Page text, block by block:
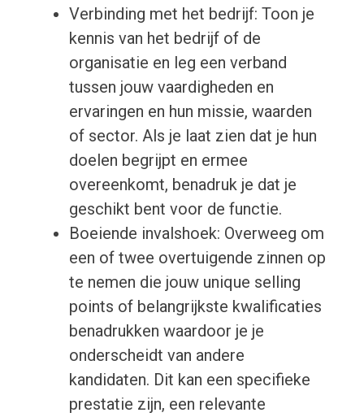
Verbinding met het bedrijf: Toon je
kennis van het bedrijf of de
organisatie en leg een verband
tussen jouw vaardigheden en
ervaringen en hun missie, waarden
of sector. Als je laat zien dat je hun
doelen begrijpt en ermee
overeenkomt, benadruk je dat je
geschikt bent voor de functie.
Boeiende invalshoek: Overweeg om
een of twee overtuigende zinnen op
te nemen die jouw unique selling
points of belangrijkste kwalificaties
benadrukken waardoor je je
onderscheidt van andere
kandidaten. Dit kan een specifieke
prestatie zijn, een relevante